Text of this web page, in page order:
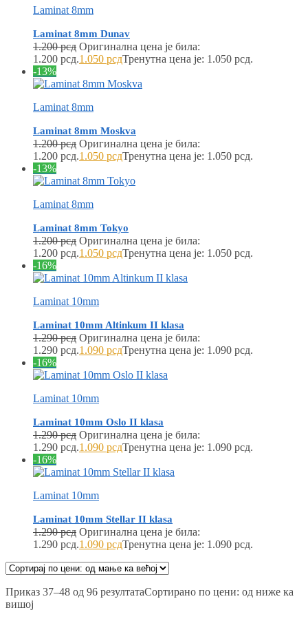
Laminat 8mm
Laminat 8mm Dunav
1.200рсд Оригинална цена је била:
1.200 рсд.1.050 рсдТренутна цена је: 1.050 рсд.
-13%
Laminat 8mm
Laminat 8mm Moskva
1.200рсд Оригинална цена је била:
1.200 рсд.1.050 рсдТренутна цена је: 1.050 рсд.
-13%
Laminat 8mm
Laminat 8mm Tokyo
1.200рсд Оригинална цена је била:
1.200 рсд.1.050 рсдТренутна цена је: 1.050 рсд.
-16%
Laminat 10mm
Laminat 10mm Altinkum II klasa
1.290рсд Оригинална цена је била:
1.290 рсд.1.090 рсдТренутна цена је: 1.090 рсд.
-16%
Laminat 10mm
Laminat 10mm Oslo II klasa
1.290рсд Оригинална цена је била:
1.290 рсд.1.090 рсдТренутна цена је: 1.090 рсд.
-16%
Laminat 10mm
Laminat 10mm Stellar II klasa
1.290рсд Оригинална цена је била:
1.290 рсд.1.090 рсдТренутна цена је: 1.090 рсд.
Приказ 37–48 од 96 резултатаСортирано по цени: од ниже ка
вишој